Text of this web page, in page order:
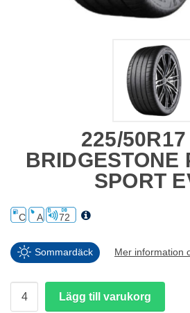
225/
BRIDGESTONE
SPORT
C A 72
Sommardäck Mer information